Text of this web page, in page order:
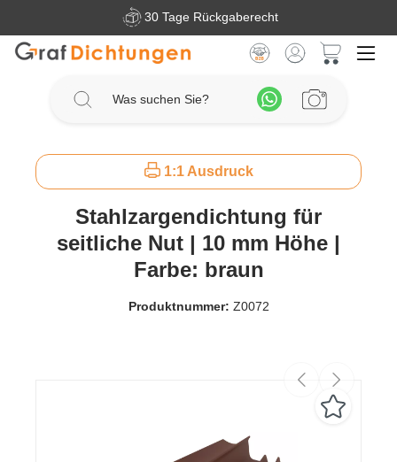
Zum Hauptinhalt springen30 Tage Rückgaberecht
1:1 Ausdruck
Stahlzargendichtung für
seitliche Nut | 10 mm Höhe |
Farbe: braun
Produktnummer: Z0072